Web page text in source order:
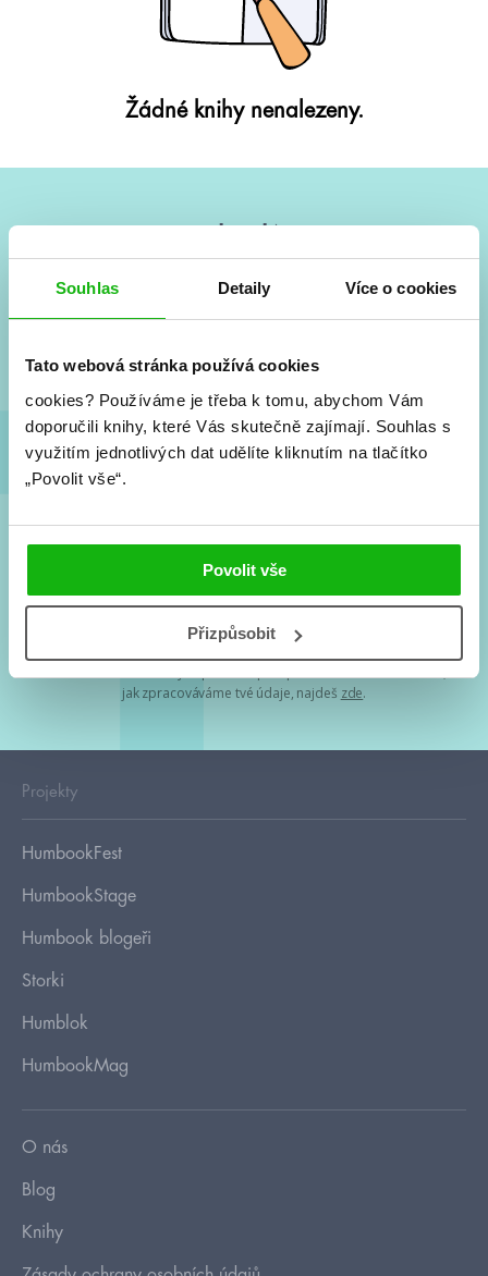
Souhlas Detaily Více o cookies
Tato webová stránka používá cookies
cookies? Používáme je třeba k tomu, abychom Vám
doporučili knihy, které Vás skutečně zajímají. Souhlas s
využitím jednotlivých dat udělíte kliknutím na tlačítko
„Povolit vše“.
Povolit vše
Přizpůsobit
Žádné knihy nenalezeny.
Vše kolem #youngadult každý měsíc rovnou do mailu!
a seriálové adaptace a další.
Souhlasím spodmínkami zpracování osobních údajů
Tvá e-mailová adresa je u nás v bezpečí. Přečti si
jak zpracováváme tvé údaje, najdeš zde.
Projekty
HumbookFest
HumbookStage
Humbook blogeři
Storki
Humblok
HumbookMag
O nás
Blog
Knihy